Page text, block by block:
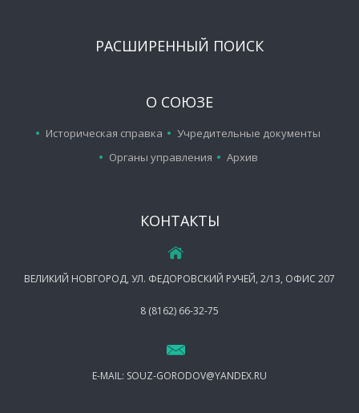
РАСШИРЕННЫЙ ПОИСК
О СОЮЗЕ
Историческая справка
Учредительные документы
Органы управления
Архив
КОНТАКТЫ
ВЕЛИКИЙ НОВГОРОД, УЛ. ФЕДОРОВСКИЙ РУЧЕЙ, 2/13, ОФИС 207
8 (8162) 66-32-75
E-MAIL: SOUZ-GORODOV@YANDEX.RU